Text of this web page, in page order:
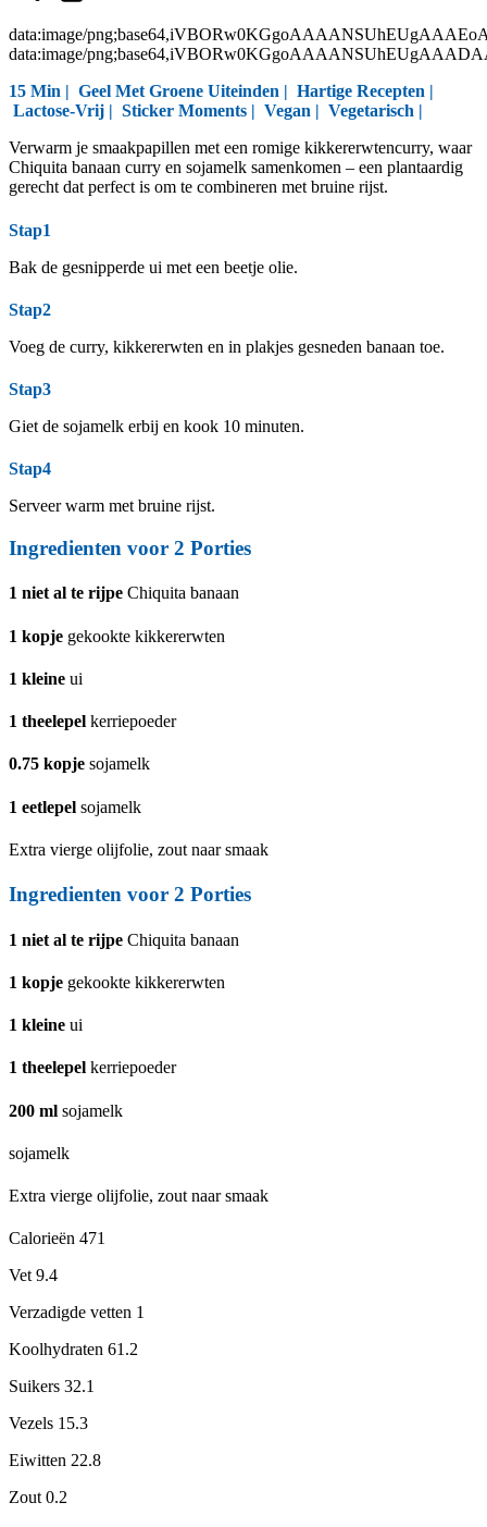
data:image/
data:image/
15 Min | Geel Met Groene Uiteinden | Hartige Recepten |
Lactose-Vrij | Sticker Moments | Vegan | Vegetarisch |
Verwarm je smaakpapillen met een romige kikkererwtencurry, waar
Chiquita banaan curry en sojamelk samenkomen – een plantaardig
gerecht dat perfect is om te combineren met bruine rijst.
Stap1
Bak de gesnipperde ui met een beetje olie.
Stap2
Voeg de curry, kikkererwten en in plakjes gesneden banaan toe.
Stap3
Giet de sojamelk erbij en kook 10 minuten.
Stap4
Serveer warm met bruine rijst.
Ingredienten voor 2 Porties
1 niet al te rijpe Chiquita banaan
1 kopje gekookte kikkererwten
1 kleine ui
1 theelepel kerriepoeder
0.75 kopje sojamelk
1 eetlepel sojamelk
Extra vierge olijfolie, zout naar smaak
Ingredienten voor 2 Porties
1 niet al te rijpe Chiquita banaan
1 kopje gekookte kikkererwten
1 kleine ui
1 theelepel kerriepoeder
200 ml sojamelk
sojamelk
Extra vierge olijfolie, zout naar smaak
Calorieën 471
Vet 9.4
Verzadigde vetten 1
Koolhydraten 61.2
Suikers 32.1
Vezels 15.3
Eiwitten 22.8
Zout 0.2